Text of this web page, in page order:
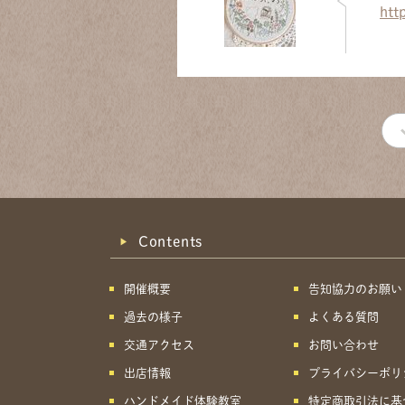
Contents
開催概要
過去の様子
交通アクセス
出店情報
ハンドメイド体験教室
告知協力のお願い
よくある質問
お問い合わせ
プライバシーポリ
特定商取引法に基